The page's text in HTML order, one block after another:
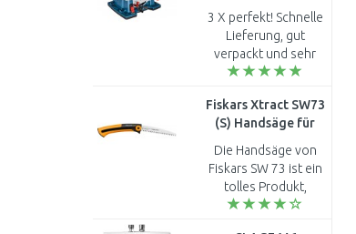
Tischsäge
0601B30400
3 X perfekt! Schnelle
Lieferung, gut
verpackt und sehr
guter Preis! Was will
Vielen Dank. ..
Fiskars Xtract SW73
(S) Handsäge für
Grobzahnung, 35cm
(123870) 1000613
Die Handsäge von
Fiskars SW 73 ist ein
tolles Produkt,
schneidet sehr gut,